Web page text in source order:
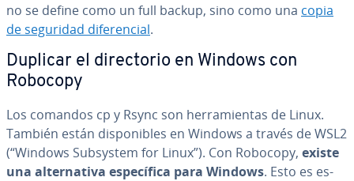
no se define como un full backup, sino como una copia
de seguridad di­fe­re­n­cial.
Duplicar el di­re­c­to­rio en Windows con
Robocopy
Los comandos cp y Rsync son he­rra­mie­n­tas de Linux.
También están di­s­po­ni­bles en Windows a través de WSL2
(“Windows Subsystem for Linux”). Con Robocopy, existe
una al­te­r­na­ti­va es­pe­cí­fi­ca para Windows. Esto es es­